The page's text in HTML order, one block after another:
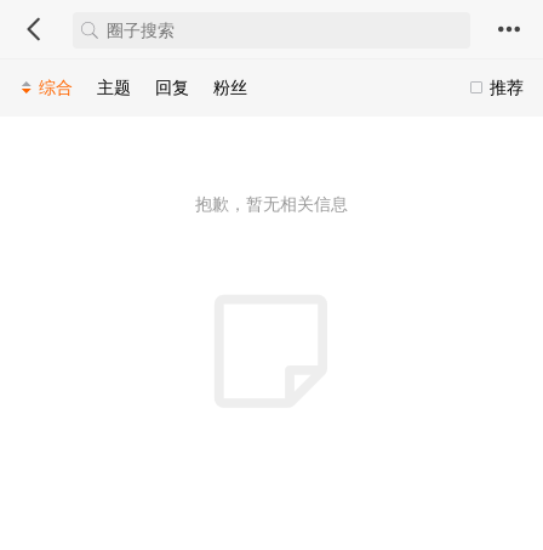
推荐
综合 主题 回复 粉丝
抱歉，暂无相关信息